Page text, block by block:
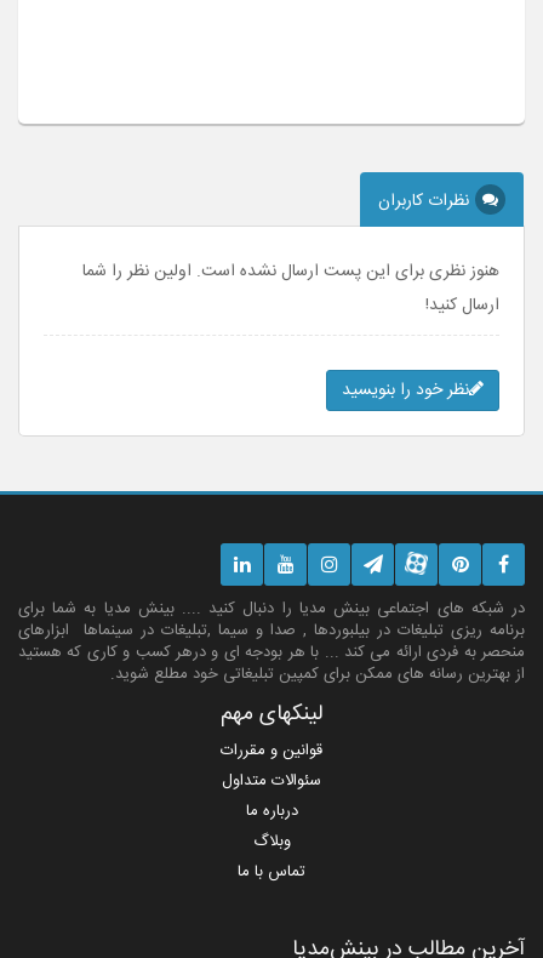
نظرات کاربران
هنوز نظری برای این پست ارسال نشده است. اولین نظر را شما
ارسال کنید!
نظر خود را بنویسید
در شبکه های اجتماعی بینش مدیا را دنبال کنید .... بینش مدیا به شما برای
برنامه ریزی تبلیغات در بیلبوردها , صدا و سیما ,تبلیغات در سینماها ابزارهای
منحصر به فردی ارائه می کند ... با هر بودجه ای و درهر کسب و کاری که هستید
از بهترین رسانه های ممکن برای کمپین تبلیغاتی خود مطلع شوید.
لینکهای مهم
قوانین و مقررات
سئوالات متداول
درباره ما
وبلاگ
تماس با ما
آخرین مطالب در بینش‌مدیا